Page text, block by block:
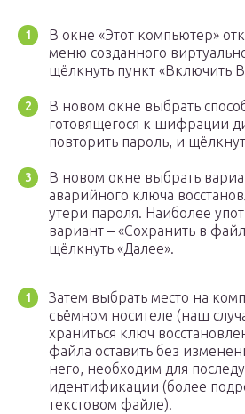
В окне «Этот компьютер»
меню созданного
щёлкнуть пункт «Включить
В новом окне выбрать
готовящегося к шифрации
повторить пароль, и
В новом окне выбрать
аварийного ключа
утери пароля. Наиболее
вариант – «Сохранить в
щёлкнуть «Далее».
Затем выбрать место на
съёмном носителе (наш
храниться ключ
файла оставить без
него, необходим для
идентификации (более
текстовом файле).